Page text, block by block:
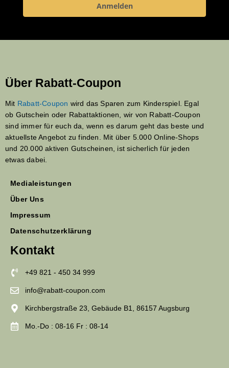
Anmelden
Über Rabatt-Coupon
Mit Rabatt-Coupon wird das Sparen zum Kinderspiel. Egal
ob Gutschein oder Rabattaktionen, wir von Rabatt-Coupon
sind immer für euch da, wenn es darum geht das beste und
aktuellste Angebot zu finden. Mit über 5.000 Online-Shops
und 20.000 aktiven Gutscheinen, ist sicherlich für jeden
etwas dabei.
Medialeistungen
Über Uns
Impressum
Datenschutzerklärung
Kontakt
+49 821 - 450 34 999
info@rabatt-coupon.com
Kirchbergstraße 23, Gebäude B1, 86157 Augsburg
Mo.-Do : 08-16 Fr : 08-14